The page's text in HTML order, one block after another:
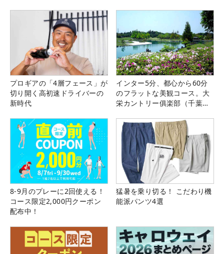
プロギアの「4層フェース」が
切り開く高初速ドライバーの
新時代
インター5分、都心から60分
のフラットな美観コース。大
栄カントリー俱楽部（千葉
8-9月のプレーに2回使える！
コース限定2,000円クーポン
配布中！
猛暑を乗り切る！ こだわり機
能派パンツ4選